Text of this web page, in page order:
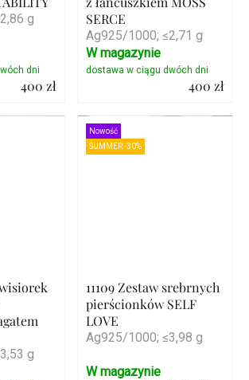
g
400 zł
SERCE
Ag925/1000; ≤2,71 g
400 zł
Szczegóły
W magazynie
g
Nowość
SUMMER -30%
11109 Zestaw srebrnych
pierścionków SELF
LOVE
Ag925/1000; ≤3,98 g
W magazynie